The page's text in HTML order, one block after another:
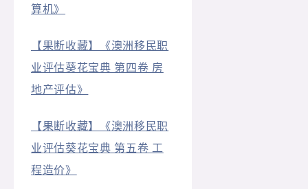
算机》
【果断收藏】《澳洲移民职
业评估葵花宝典 第四卷 房
地产评估》
【果断收藏】《澳洲移民职
业评估葵花宝典 第五卷 工
程造价》